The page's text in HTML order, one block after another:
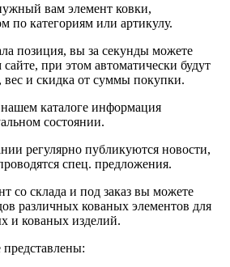
вам элемент ковки,
по категориям или артикулу.
позиция, вы за секунды можете
сайте, при этом автоматически будут
вес и скидка от суммы покупки.
каталоге информация
состоянии.
регулярно публикуются новости,
спец. предложения.
со склада и под заказ вы можете
различных кованых элементов для
и кованых изделий.